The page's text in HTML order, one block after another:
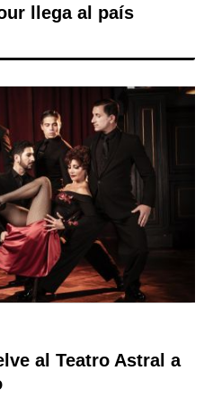
llega al país
al Teatro Astral a